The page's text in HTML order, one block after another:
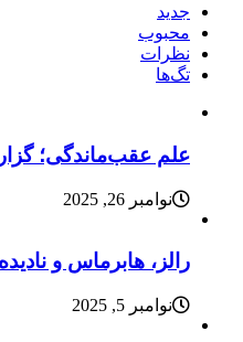
جدید
محبوب
نظرات
تگ‌ها
علم عقب‌ماندگی؛
نوامبر 26, 2025
رالز، هابرماس و
نوامبر 5, 2025